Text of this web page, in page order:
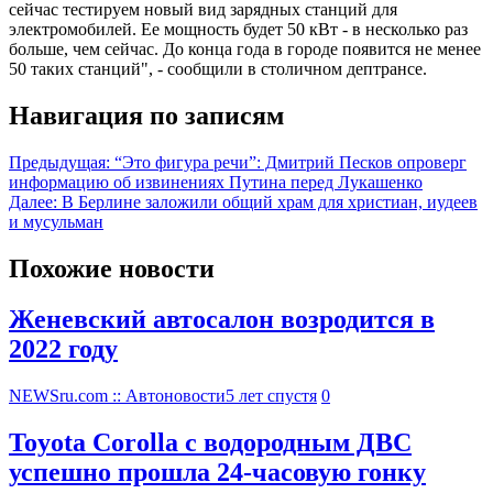
сейчас тестируем новый вид зарядных станций для
электромобилей. Ее мощность будет 50 кВт - в несколько раз
больше, чем сейчас. До конца года в городе появится не менее
50 таких станций", - сообщили в столичном дептрансе.
Навигация по записям
Предыдущая: “Это фигура речи”: Дмитрий Песков опроверг
информацию об извинениях Путина перед Лукашенко
Далее: В Берлине заложили общий храм для христиан, иудеев
и мусульман
Похожие новости
Женевский автосалон возродится в
2022 году
NEWSru.com :: Автоновости5 лет спустя 0
Toyota Corolla с водородным ДВС
успешно прошла 24-часовую гонку